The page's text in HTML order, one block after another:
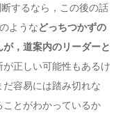
するなら，この後の話
ようなどっちつかずの
，道案内のリーダーと
正しい可能性もあるけ
容易には踏み切れな
とがわかっているか